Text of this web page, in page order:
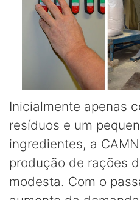
Inicialmente apenas
resíduos e um
ingredientes, a
produção de rações
modesta. Com o